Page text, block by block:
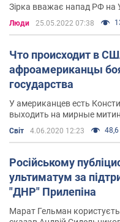
Зірка вважає напад РФ на
Люди 25.05.2022 07:38
Что происходит в
афроамериканцы
государства
У американцев есть
выходить на мирные
нелегально использовать
против протестующих,
Світ 4.06.2020 12:23 48,6
Російському
ультиматум за
"ДНР" Прилепіна
Марат Гельман